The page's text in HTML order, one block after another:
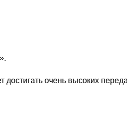
очень высоких